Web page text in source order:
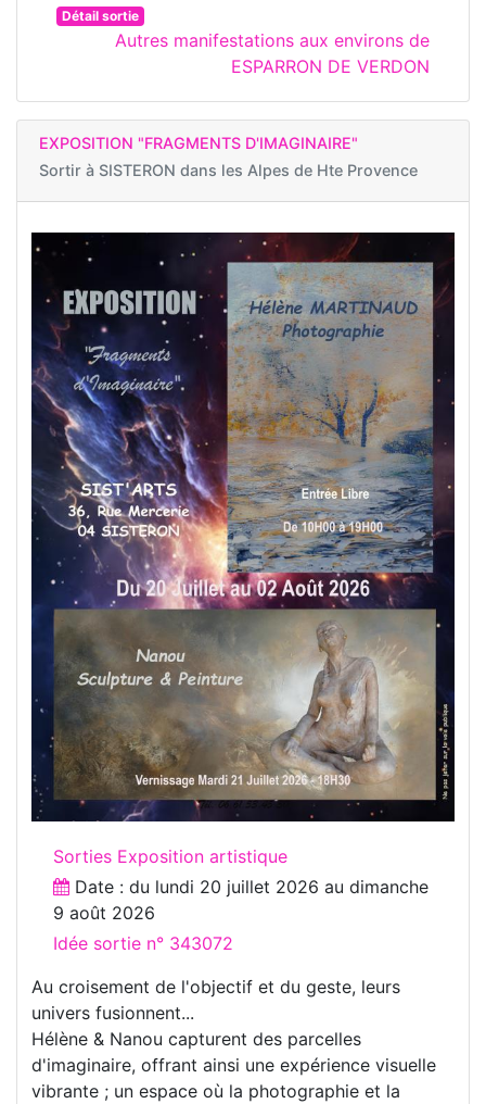
Détail sortie
Autres manifestations aux environs de
ESPARRON DE VERDON
EXPOSITION "FRAGMENTS D'IMAGINAIRE"
Sortir à SISTERON dans les Alpes de Hte Provence
Sorties Exposition artistique
Date : du lundi 20 juillet 2026 au dimanche
9 août 2026
Idée sortie n° 343072
Au croisement de l'objectif et du geste, leurs
univers fusionnent...
Hélène & Nanou capturent des parcelles
d'imaginaire, offrant ainsi une expérience visuelle
vibrante ; un espace où la photographie et la